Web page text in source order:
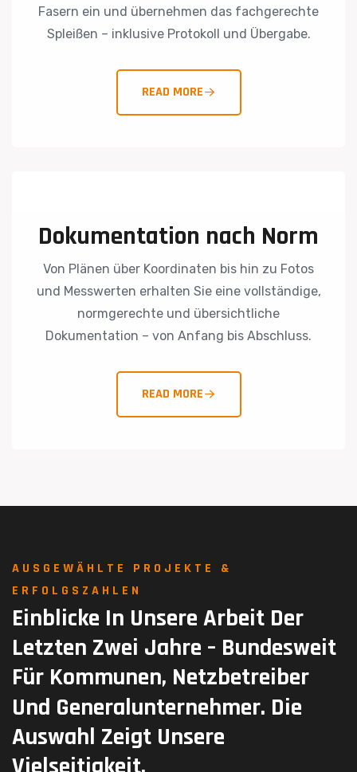
Fasern ein und übernehmen das fachgerechte
Spleißen – inklusive Protokoll und Übergabe.
READ MORE
Dokumentation nach Norm
Von Plänen über Koordinaten bis hin zu Fotos
und Messwerten erhalten Sie eine vollständige,
normgerechte und übersichtliche
Dokumentation – von Anfang bis Abschluss.
READ MORE
AUSGEWÄHLTE PROJEKTE &
ERFOLGSZAHLEN
Einblicke In Unsere Arbeit Der
Letzten Zwei Jahre – Bundesweit
Für Kommunen, Netzbetreiber
Und Generalunternehmer. Die
Auswahl Zeigt Unsere